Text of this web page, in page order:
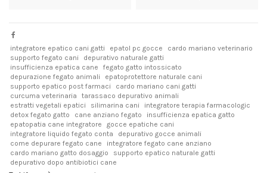
integratore epatico cani gatti epatol pc gocce
cardo mariano veterinario
supporto fegato cani
depurativo naturale gatti
insufficienza epatica cane
fegato gatto intossicato
depurazione fegato animali
epatoprotettore naturale cani
supporto epatico post farmaci
cardo mariano cani gatti
curcuma veterinaria
tarassaco depurativo animali
estratti vegetali epatici
silimarina cani
integratore terapia farmacologic
detox fegato gatto
cane anziano fegato
insufficienza epatica gatto
epatopatia cane integratore
gocce epatiche cani
integratore liquido fegato conta
depurativo gocce animali
come depurare fegato cane
integratore fegato cane anziano
cardo mariano gatto dosaggio
supporto epatico naturale gatti
depurativo dopo antibiotici cane